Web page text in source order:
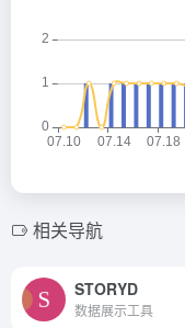
相关导航
STORYD
数据展示工具